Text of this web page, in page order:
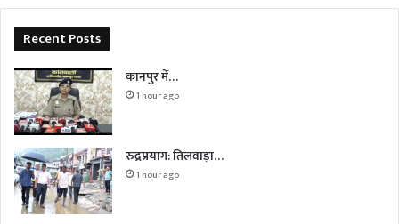
Recent Posts
कानपुर में…
1 hour ago
रुद्रप्रयाग: तिलवाड़ा…
1 hour ago